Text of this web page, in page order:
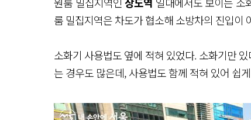
룸 밀집지역은 차도가 협소해 소방차의 진입이
소화기 사용법도 옆에 적혀 있었다. 소화기만
는 경우도 많은데, 사용법도 함께 적혀 있어 쉽